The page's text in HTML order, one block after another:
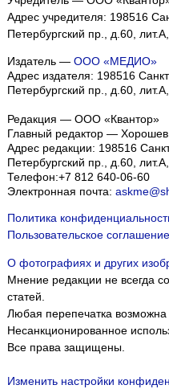
Адрес учредителя: 198516
Петербургский пр., д.60,
Издатель — ООО «МЕДИО»
Адрес издателя: 198516
Петербургский пр., д.60,
Редакция — ООО «Квантор»
Главный редактор —
Адрес редакции: 198516
Петербургский пр., д.60,
Телефон:+7 812 640-06-60
Электронная почта:
Политика
Пользовательское соглашение
О фотографиях и других
Мнение редакции не всегда
статей.
Любая перепечатка возможна
Несанкционированное
Все права защищены.
Изменить настройки